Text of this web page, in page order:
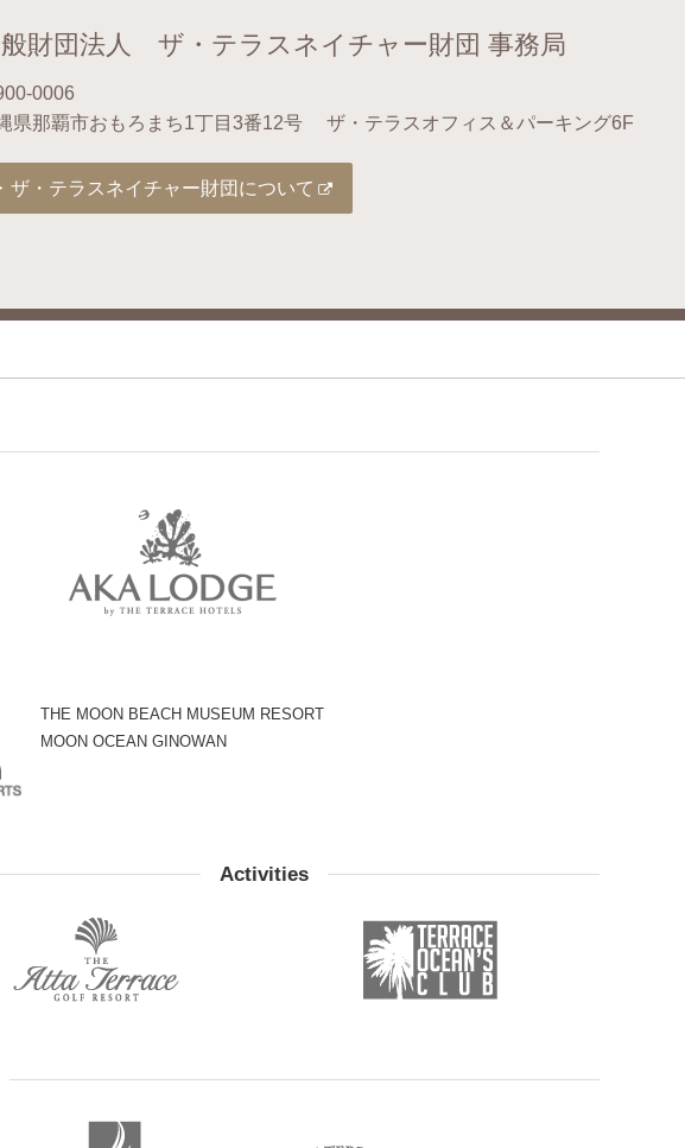
財団法人 ザ・テラスネイチャー財団 事務局
0006
県那覇市おもろまち1丁目3番12号
ザ・テラスオフィス＆パーキング6F
ザ・テラスネイチャー財団について
THE MOON BEACH MUSEUM RESORT
MOON OCEAN GINOWAN
Activities